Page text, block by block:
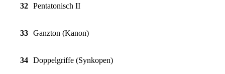
32 Pentatonisch II
33 Ganzton (Kanon)
34 Doppelgriffe (Synkopen)